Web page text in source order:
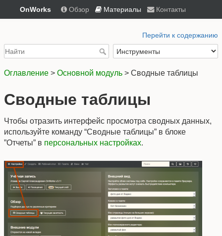
OnWorks Обзор Материалы Контакты
Перейти к содержанию
Оглавление > Основной модуль > Сводные таблицы
Сводные таблицы
Чтобы отразить интерфейс просмотра сводных данных,
используйте команду “Сводные таблицы” в блоке
”Отчеты” в персональных настройках.